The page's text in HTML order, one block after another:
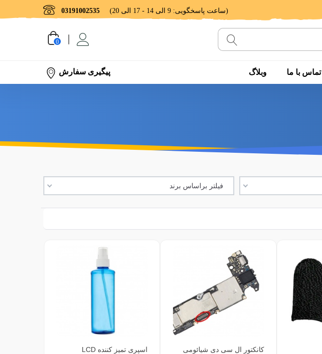
03191002535 (ساعت پاسخگویی: 9 الی 14 - 17 الی 20)
0
تماس با ما وبلاگ پیگیری سفارش
فیلتر براساس برند
کانکتور ال سی دی شیائومی
اسپری تمیز کننده LCD